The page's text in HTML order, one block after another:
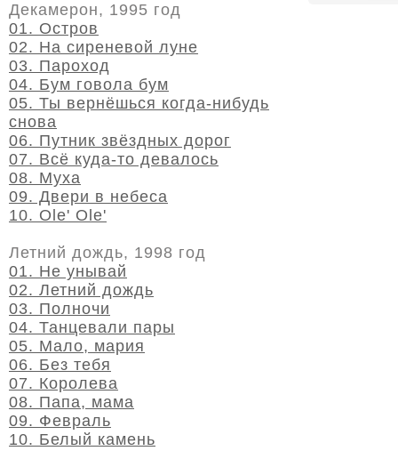
Декамерон, 1995 год
01. Остров
02. На сиреневой луне
03. Пароход
04. Бум говола бум
05. Ты вернёшься когда-нибудь
снова
06. Путник звёздных дорог
07. Всё куда-то девалось
08. Муха
09. Двери в небеса
10. Ole' Ole'
Летний дождь, 1998 год
01. Не унывай
02. Летний дождь
03. Полночи
04. Танцевали пары
05. Мало, мария
06. Без тебя
07. Королева
08. Папа, мама
09. Февраль
10. Белый камень